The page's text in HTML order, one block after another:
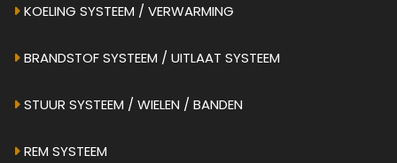
KOELING SYSTEEM / VERWARMING
BRANDSTOF SYSTEEM / UITLAAT SYSTEEM
STUUR SYSTEEM / WIELEN / BANDEN
REM SYSTEEM